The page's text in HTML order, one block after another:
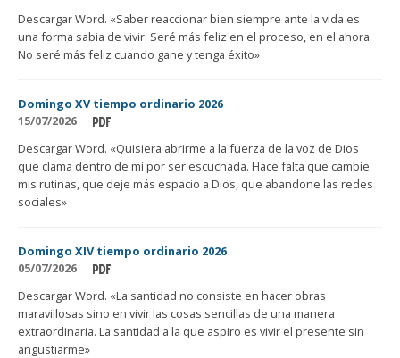
Descargar Word. «Saber reaccionar bien siempre ante la vida es
una forma sabia de vivir. Seré más feliz en el proceso, en el ahora.
No seré más feliz cuando gane y tenga éxito»
Domingo XV tiempo ordinario 2026
15/07/2026
Descargar Word. «Quisiera abrirme a la fuerza de la voz de Dios
que clama dentro de mí por ser escuchada. Hace falta que cambie
mis rutinas, que deje más espacio a Dios, que abandone las redes
sociales»
Domingo XIV tiempo ordinario 2026
05/07/2026
Descargar Word. «La santidad no consiste en hacer obras
maravillosas sino en vivir las cosas sencillas de una manera
extraordinaria. La santidad a la que aspiro es vivir el presente sin
angustiarme»